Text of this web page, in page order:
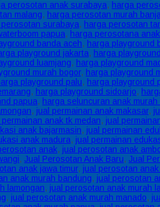
perosotan anak surabaya, harga
malang, harga perosotan murah
perosotan surabaya, harga perosotan
papua, harga perosotana
banda aceh, harga playground
playground jakarta, harga
luamjang, harga playground
murah bogor, harga playground
playground palu, harga playground
, harga playground sidoarjo,
papua, harga seluncuran anak murah
, jual permainan anak makasar,
permainan anak tk medan, jual
anak bajarmasin, jual permainan
anak madura, jual permainan
anak, jual perosotan anak
, Jual Perosotan Anak Baru, Jual
anak jawa timur, jual perosotan
anak murah bandung, jual perosotan
lamongan, jual perosotan anak murah
, jual perosotan anak murah manado,